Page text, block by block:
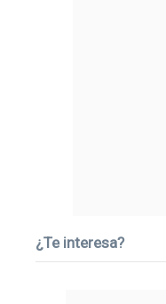
¿Te interesa?